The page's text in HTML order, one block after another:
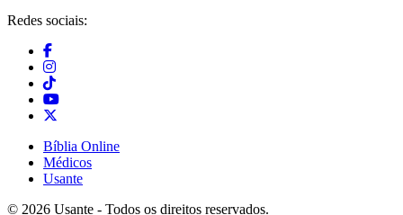
Redes sociais:
Bíblia Online
Médicos
Usante
© 2026 Usante - Todos os direitos reservados.